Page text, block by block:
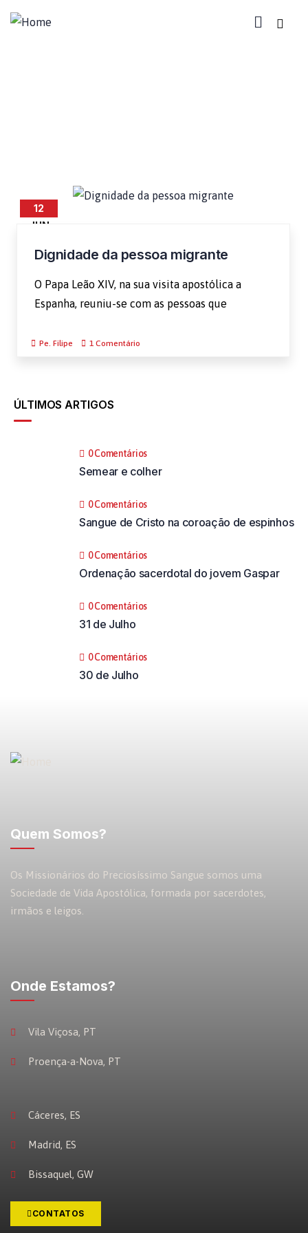
12
JUN
Dignidade da pessoa migrante
O Papa Leão XIV, na sua visita apostólica a
Espanha, reuniu-se com as pessoas que
Pe. Filipe 1 Comentário
ÚLTIMOS ARTIGOS
0 Comentários
Semear e colher
0 Comentários
Sangue de Cristo na coroação de espinhos
0 Comentários
Ordenação sacerdotal do jovem Gaspar
0 Comentários
31 de Julho
0 Comentários
30 de Julho
Quem Somos?
Os Missionários do Preciosíssimo Sangue somos uma
Sociedade de Vida Apostólica, formada por sacerdotes,
irmãos e leigos.
Onde Estamos?
Vila Viçosa, PT
Proença-a-Nova, PT
Cáceres, ES
Madrid, ES
Bissaquel, GW
CONTATOS